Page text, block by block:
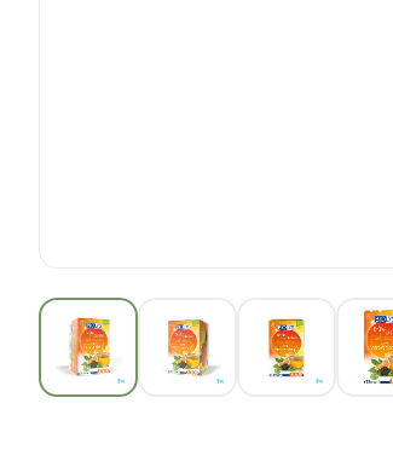
View larger imageView larger image
View